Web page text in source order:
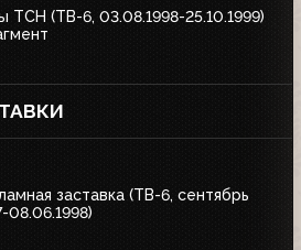
ТСН (ТВ-6, 03.08.1998-25.10.1999)
заставка (ТВ-6, сентябрь
08.06.1998)